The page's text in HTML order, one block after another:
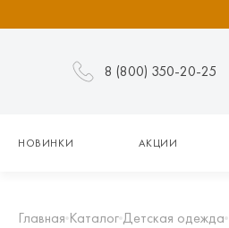
8 (800) 350-20-25
НОВИНКИ АКЦИИ
Главная Каталог Детская одежда